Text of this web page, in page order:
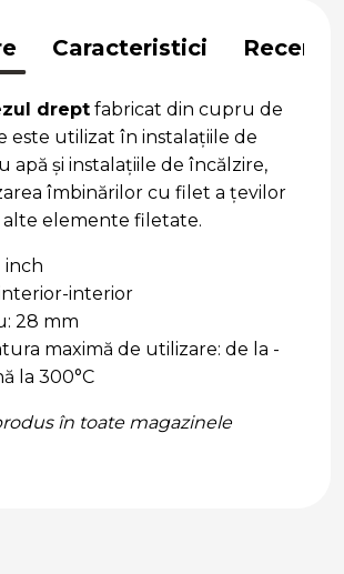
Caracteristici
drept fabricat din cupru de
este utilizat în instalațiile de
apă și instalațiile de încălzire,
îmbinărilor cu filet a țevilor
elemente filetate.
inch
interior
28 mm
maximă de utilizare: de la -
la 300°C
în toate magazinele